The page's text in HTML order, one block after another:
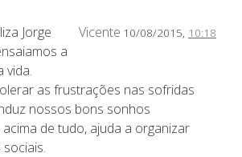
Vicente 10/08/2015, 10:18
Jorge
a
vida.
as frustrações nas sofridas
nossos bons sonhos
acima de tudo, ajuda a organizar